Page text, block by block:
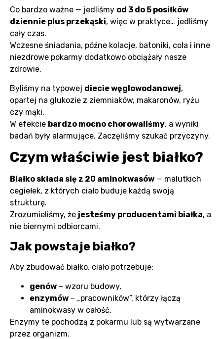
Co bardzo ważne — jedliśmy od 3 do 5 posiłków
dziennie plus przekąski, więc w praktyce… jedliśmy
cały czas.
Wczesne śniadania, późne kolacje, batoniki, cola i inne
niezdrowe pokarmy dodatkowo obciążały nasze
zdrowie.
Byliśmy na typowej diecie węglowodanowej,
opartej na glukozie z ziemniaków, makaronów, ryżu
czy mąki.
W efekcie bardzo mocno chorowaliśmy, a wyniki
badań były alarmujące. Zaczęliśmy szukać przyczyny.
Czym właściwie jest białko?
Białko składa się z 20 aminokwasów — malutkich
cegiełek, z których ciało buduje każdą swoją
strukturę.
Zrozumieliśmy, że jesteśmy producentami białka, a
nie biernymi odbiorcami.
Jak powstaje białko?
Aby zbudować białko, ciało potrzebuje:
genów – wzoru budowy,
enzymów – „pracowników”, którzy łączą
aminokwasy w całość.
Enzymy te pochodzą z pokarmu lub są wytwarzane
przez organizm.